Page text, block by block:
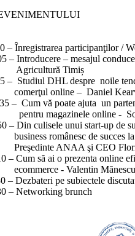
– Înregistrarea participanţilor /
– Introducere – mesajul
Timiș
– Studiul DHL despre noile
online – Daniel Kearvell,
– Cum vă poate ajuta un
online - Sorin
– Din culisele unui start-up de
de succes la
ANAA şi CEO Flori
– Cum să ai o prezenta online
- Valentin Mănescu,
– Dezbateri pe subiectele
– Networking brunch